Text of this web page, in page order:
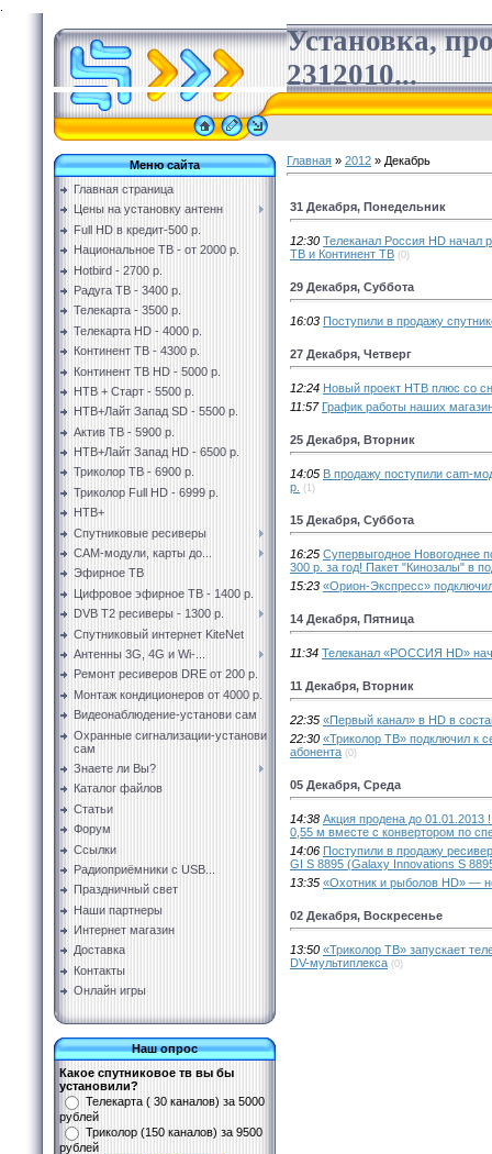
Установка,
2312010...
Меню сайта
Главная страница
Цены на установку антенн
Full HD в кредит-500 р.
Национальное ТВ - от 2000 р.
Hotbird - 2700 р.
Радуга ТВ - 3400 р.
Телекарта - 3500 р.
Телекарта HD - 4000 р.
Континент ТВ - 4300 р.
Континент ТВ HD - 5000 р.
НТВ + Старт - 5500 р.
НТВ+Лайт Запад SD - 5500 р.
Актив ТВ - 5900 р.
НТВ+Лайт Запад HD - 6500 р.
Триколор ТВ - 6900 р.
Триколор Full HD - 6999 р.
НТВ+
Спутниковые ресиверы
CAM-модули, карты до...
Эфирное ТВ
Цифровое эфирное ТВ - 1400 р.
DVB T2 ресиверы - 1300 р.
Спутниковый интернет KiteNet
Антенны 3G, 4G и Wi-...
Ремонт ресиверов DRE от 200 р.
Монтаж кондиционеров от 4000 р.
Видеонаблюдение-установи сам
Охранные сигнализации-установи
сам
Знаете ли Вы?
Каталог файлов
Статьи
Форум
Ссылки
Радиоприёмники с USB...
Праздничный свет
Наши партнеры
Интернет магазин
Доставка
Контакты
Онлайн игры
Наш опрос
Какое спутниковое тв вы бы
установили?
Телекарта ( 30 каналов) за 5000
рублей
Триколор (150 каналов) за 9500
рублей
Главная » 2012 » Декабрь
31 Декабря, Понедельник
12:30 Телеканал Россия HD начал
ТВ и Континент ТВ (0)
29 Декабря, Суббота
16:03 Поступили в продажу
27 Декабря, Четверг
12:24 Новый проект НТВ плюс со
11:57 График работы наших
25 Декабря, Вторник
14:05 В продажу поступили cam-
р. (1)
15 Декабря, Суббота
16:25 Супервыгодное Новогоднее
300 р. за год! Пакет "Кинозалы" в
15:23 «Орион-Экспресс»
14 Декабря, Пятница
11:34 Телеканал «РОССИЯ HD»
11 Декабря, Вторник
22:35 «Первый канал» в HD в
22:30 «Триколор ТВ» подключил к
абонента (0)
05 Декабря, Среда
14:38 Акция продена до 01.01.2013
0,55 м вместе с конвертором по
14:06 Поступили в продажу
GI S 8895 (Galaxy Innovations S
13:35 «Охотник и рыболов HD» —
02 Декабря, Воскресенье
13:50 «Триколор ТВ» запускает
DV-мультиплекса (0)